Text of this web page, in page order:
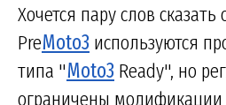
Хочется пару слов
PreMoto3 используются
типа "Moto3 Ready", но
ограничены модификации